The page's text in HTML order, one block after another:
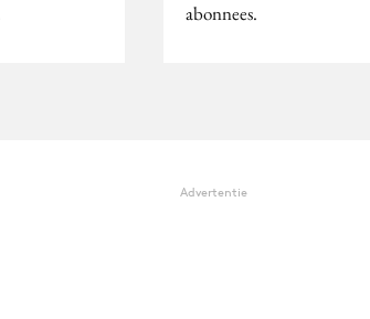
abonnees.
Advertentie